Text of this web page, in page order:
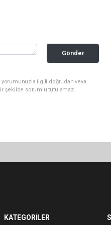
Gönder
yorumunuzla ilgili doğrudan veya
şekilde sorumlu tutulamaz.
KATEGORİLER